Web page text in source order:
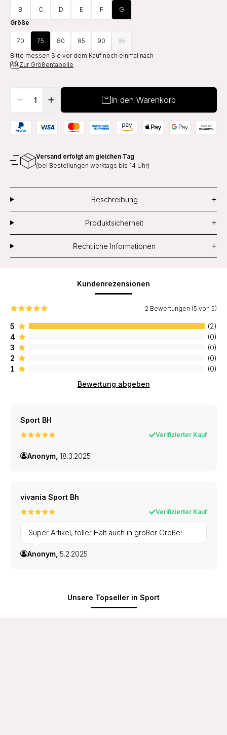
B C D E F
G
Größe
70 75 80 85 90
95
Bitte messen Sie vor dem Kauf noch einmal nach
Zur Größentabelle
In den Warenkorb
Versand erfolgt am gleichen Tag
(bei Bestellungen werktags bis 14 Uhr)
Beschreibung +
Produktsicherheit +
Rechtliche Informationen +
Kundenrezensionen
2 Bewertungen (5 von 5)
5
(2)
4
(0)
3
(0)
2
(0)
1
(0)
Bewertung abgeben
Sport BH
Verifizierter Kauf
Anonym, 18.3.2025
vivania Sport Bh
Verifizierter Kauf
Super Artikel, toller Halt auch in großer Größe!
Anonym, 5.2.2025
Unsere Topseller in Sport